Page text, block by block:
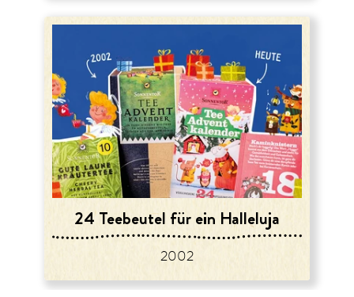
24 Teebeutel für ein Halleluja
2002